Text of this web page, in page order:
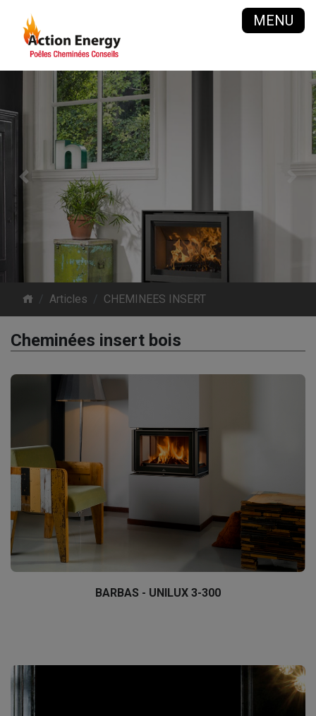
MENU
Previous
Articles CHEMINEES INSERT
Cheminées insert bois
BARBAS - UNILUX 3-300